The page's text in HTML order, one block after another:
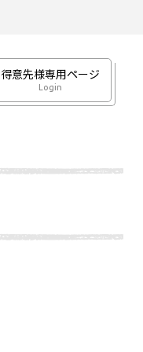
得意先様専用ページ
Login